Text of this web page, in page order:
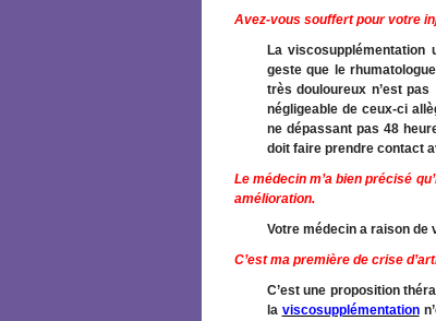
Avez-vous souffert pour votre
La viscosupplémentation
geste que le
très douloureux n’est
négligeable de ceux-ci
ne dépassant pas 48
doit faire prendre contact
Le médecin m’a bien précisé
amélioration.
Votre médecin a raison de
C’est ma première de crise
C’est une proposition
la viscosupplémentation